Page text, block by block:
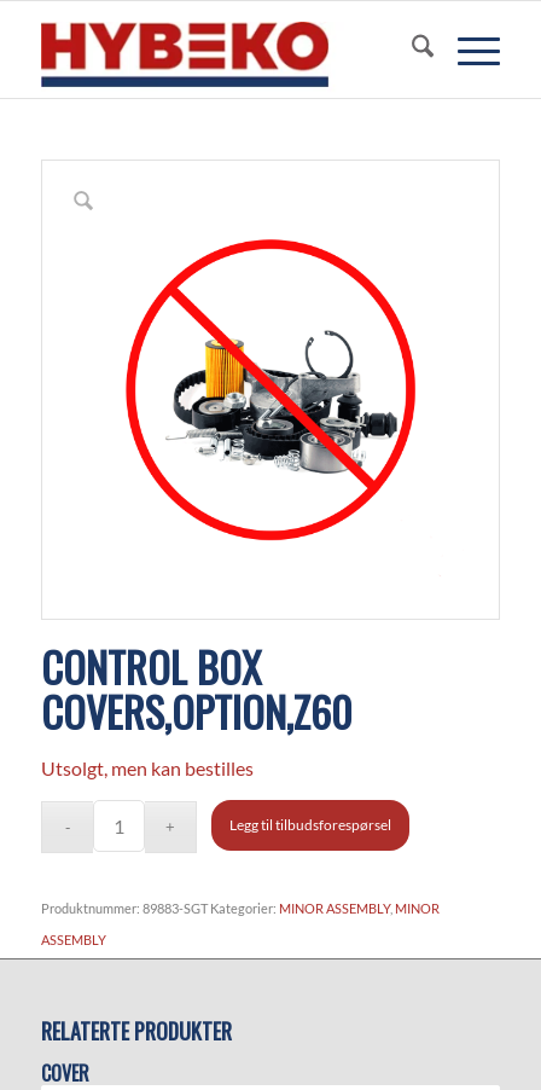
CONTROL BOX
COVERS,OPTION,Z60
Utsolgt, men kan bestilles
Legg til tilbudsforespørsel
Produktnummer: 89883-SGT Kategorier: MINOR ASSEMBLY, MINOR
ASSEMBLY
RELATERTE PRODUKTER
COVER